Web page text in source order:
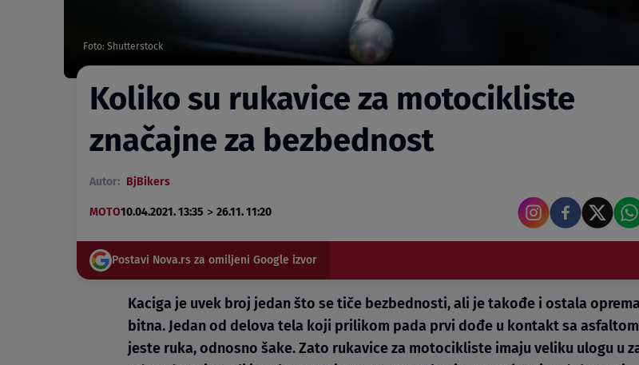
Foto: Shutterstock
Koliko su rukavice za motocikliste
značajne za bezbednost
Autor: BjBikers
MOTO10.04.2021. 13:35 > 26.11. 11:20
Postavi Nova.rs za omiljeni Google izvor
Kaciga je uvek broj jedan što se tiče bezbednosti, ali je takođe i ostala oprema
bitna. Jedan od delova tela koji prilikom pada prvi dođe u kontakt sa asfaltom
jeste ruka, odnosno šake. Zato rukavice za motocikliste imaju veliku ulogu u